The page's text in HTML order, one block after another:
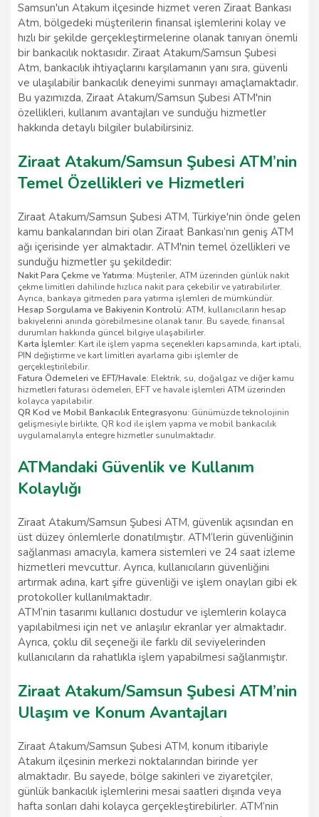
Samsun'un Atakum ilçesinde hizmet veren Ziraat Bankası
Atm, bölgedeki müşterilerin finansal işlemlerini kolay ve
hızlı bir şekilde gerçekleştirmelerine olanak tanıyan önemli
bir bankacılık noktasıdır. Ziraat Atakum/Samsun Şubesi
Atm, bankacılık ihtiyaçlarını karşılamanın yanı sıra, güvenli
ve ulaşılabilir bankacılık deneyimi sunmayı amaçlamaktadır.
Bu yazımızda, Ziraat Atakum/Samsun Şubesi ATM'nin
özellikleri, kullanım avantajları ve sunduğu hizmetler
hakkında detaylı bilgiler bulabilirsiniz.
Ziraat Atakum/Samsun Şubesi ATM’nin
Temel Özellikleri ve Hizmetleri
Ziraat Atakum/Samsun Şubesi ATM, Türkiye'nin önde gelen
kamu bankalarından biri olan Ziraat Bankası’nın geniş ATM
ağı içerisinde yer almaktadır. ATM'nin temel özellikleri ve
sunduğu hizmetler şu şekildedir:
Nakit Para Çekme ve Yatırma: Müşteriler, ATM üzerinden günlük nakit
çekme limitleri dahilinde hızlıca nakit para çekebilir ve yatırabilirler.
Ayrıca, bankaya gitmeden para yatırma işlemleri de mümkündür.
Hesap Sorgulama ve Bakiyenin Kontrolü: ATM, kullanıcıların hesap
bakiyelerini anında görebilmesine olanak tanır. Bu sayede, finansal
durumları hakkında güncel bilgiye ulaşabilirler.
Karta İşlemler: Kart ile işlem yapma seçenekleri kapsamında, kart iptali,
PIN değiştirme ve kart limitleri ayarlama gibi işlemler de
gerçekleştirilebilir.
Fatura Ödemeleri ve EFT/Havale: Elektrik, su, doğalgaz ve diğer kamu
hizmetleri faturası ödemeleri, EFT ve havale işlemleri ATM üzerinden
kolayca yapılabilir.
QR Kod ve Mobil Bankacılık Entegrasyonu: Günümüzde teknolojinin
gelişmesiyle birlikte, QR kod ile işlem yapma ve mobil bankacılık
uygulamalarıyla entegre hizmetler sunulmaktadır.
ATMandaki Güvenlik ve Kullanım
Kolaylığı
Ziraat Atakum/Samsun Şubesi ATM, güvenlik açısından en
üst düzey önlemlerle donatılmıştır. ATM’lerin güvenliğinin
sağlanması amacıyla, kamera sistemleri ve 24 saat izleme
hizmetleri mevcuttur. Ayrıca, kullanıcıların güvenliğini
artırmak adına, kart şifre güvenliği ve işlem onayları gibi ek
protokoller kullanılmaktadır.
ATM’nin tasarımı kullanıcı dostudur ve işlemlerin kolayca
yapılabilmesi için net ve anlaşılır ekranlar yer almaktadır.
Ayrıca, çoklu dil seçeneği ile farklı dil seviyelerinden
kullanıcıların da rahatlıkla işlem yapabilmesi sağlanmıştır.
Ziraat Atakum/Samsun Şubesi ATM’nin
Ulaşım ve Konum Avantajları
Ziraat Atakum/Samsun Şubesi ATM, konum itibariyle
Atakum ilçesinin merkezi noktalarından birinde yer
almaktadır. Bu sayede, bölge sakinleri ve ziyaretçiler,
günlük bankacılık işlemlerini mesai saatleri dışında veya
hafta sonları dahi kolayca gerçekleştirebilirler. ATM’nin